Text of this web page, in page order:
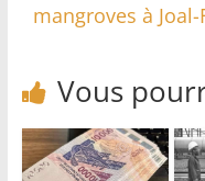
mangroves à
Vous